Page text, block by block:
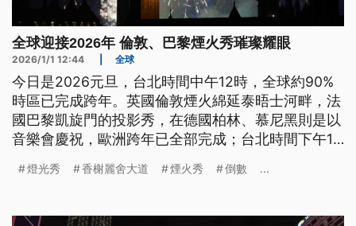
全球迎接2026年 倫敦、巴黎煙火秀璀璨耀眼
2026/1/1 12:44 全球
今日是2026元旦，台北時間中午12時，全球約90%
時區已完成跨年。英國倫敦煙火綿延泰晤士河畔，法
國巴黎凱旋門的投影秀，在德國柏林、慕尼黑則是以
音樂會慶祝，歐洲跨年已全部完成；台北時間下午1
燈光秀 香榭麗舍大道 煙火秀 倒數 ...